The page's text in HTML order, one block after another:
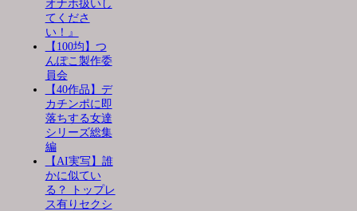
オナホ扱いし
てくださ
い！』
【100均】つ
んぽこ製作委
員会
【40作品】デ
カチンポに即
落ちする女達
シリーズ総集
編
【AI実写】誰
かに似てい
る？ トップレ
ス有りセクシ